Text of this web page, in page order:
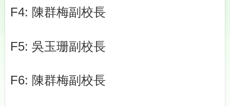
F4: 陳群梅副校長
F5: 吳玉珊副校長
F6: 陳群梅副校長